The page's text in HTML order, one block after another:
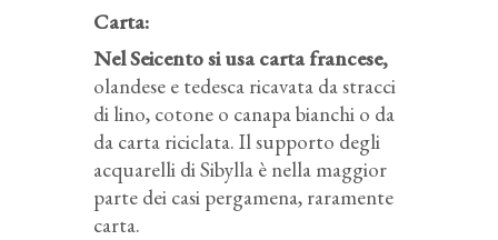
Carta:
Nel Seicento si usa carta francese,
olandese e tedesca ricavata da stracci
di lino, cotone o canapa bianchi o da
da carta riciclata. Il supporto degli
acquarelli di Sibylla è nella maggior
parte dei casi pergamena, raramente
carta.